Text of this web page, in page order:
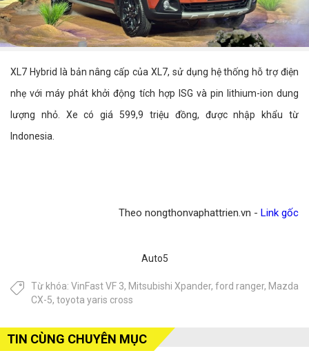
XL7 Hybrid là bản nâng cấp của XL7, sử dụng hệ thống hỗ trợ điện
nhẹ với máy phát khởi động tích hợp ISG và pin lithium-ion dung
lượng nhỏ. Xe có giá 599,9 triệu đồng, được nhập khẩu từ
Indonesia.
Theo nongthonvaphattrien.vn - Link gốc
Auto5
Từ khóa: VinFast VF 3, Mitsubishi Xpander, ford ranger, Mazda
CX-5, toyota yaris cross
TIN CÙNG CHUYÊN MỤC